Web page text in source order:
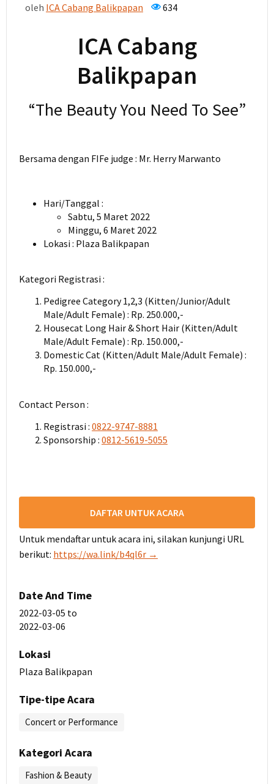
oleh ICA Cabang Balikpapan 634
ICA Cabang
Balikpapan
“The Beauty You Need To See”
Bersama dengan FIFe judge : Mr. Herry Marwanto
Hari/Tanggal :
Sabtu, 5 Maret 2022
Minggu, 6 Maret 2022
Lokasi : Plaza Balikpapan
Kategori Registrasi :
Pedigree Category 1,2,3 (Kitten/Junior/Adult
Male/Adult Female) : Rp. 250.000,-
Housecat Long Hair & Short Hair (Kitten/Adult
Male/Adult Female) : Rp. 150.000,-
Domestic Cat (Kitten/Adult Male/Adult Female) :
Rp. 150.000,-
Contact Person :
Registrasi : 0822-9747-8881
Sponsorship : 0812-5619-5055
DAFTAR UNTUK ACARA
Untuk mendaftar untuk acara ini, silakan kunjungi URL
berikut: https://wa.link/b4ql6r →
Date And Time
2022-03-05 to
2022-03-06
Lokasi
Plaza Balikpapan
Tipe-tipe Acara
Concert or Performance
Kategori Acara
Fashion & Beauty